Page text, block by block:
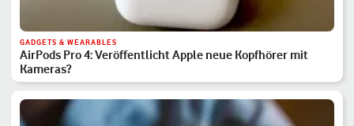
GADGETS & WEARABLES
AirPods Pro 4: Veröffentlicht Apple neue Kopfhörer mit
Kameras?